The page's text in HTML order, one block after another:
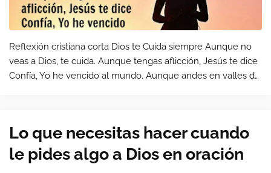
Reflexión cristiana corta Dios te Cuida siempre Aunque no
veas a Dios, te cuida. Aunque tengas aflicción, Jesús te dice
Confía, Yo he vencido al mundo. Aunque andes en valles de
Lo que necesitas hacer cuando
le pides algo a Dios en oración